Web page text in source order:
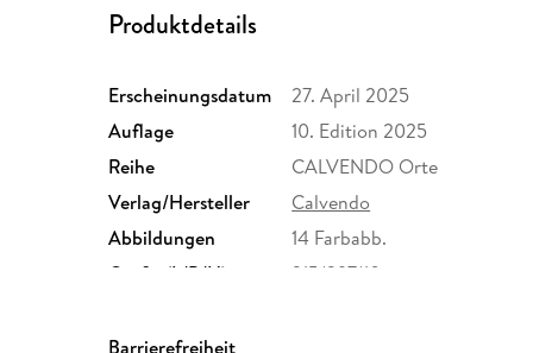
Produktdetails
Erscheinungsdatum
27. April 2025
Auflage
10. Edition 2025
Reihe
CALVENDO Orte
Verlag/Hersteller
Calvendo
Abbildungen
14 Farbabb.
Größe (L/B/H)
215/297/10 mm
Barrierefreiheit